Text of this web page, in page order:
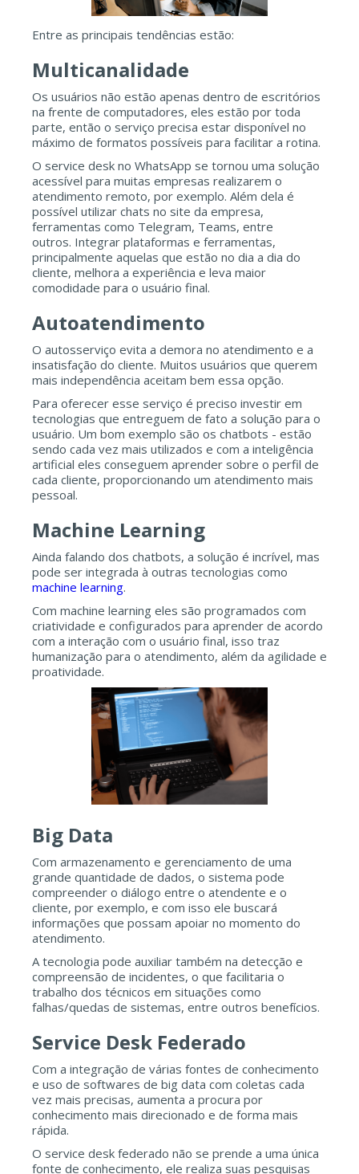
Entre as principais tendências estão:
Multicanalidade
Os usuários não estão apenas dentro de escritórios
na frente de computadores, eles estão por toda
parte, então o serviço precisa estar disponível no
máximo de formatos possíveis para facilitar a rotina.
O service desk no WhatsApp se tornou uma solução
acessível para muitas empresas realizarem o
atendimento remoto, por exemplo. Além dela é
possível utilizar chats no site da empresa,
ferramentas como Telegram, Teams, entre
outros. Integrar plataformas e ferramentas,
principalmente aquelas que estão no dia a dia do
cliente, melhora a experiência e leva maior
comodidade para o usuário final.
Autoatendimento
O autosserviço evita a demora no atendimento e a
insatisfação do cliente. Muitos usuários que querem
mais independência aceitam bem essa opção.
Para oferecer esse serviço é preciso investir em
tecnologias que entreguem de fato a solução para o
usuário. Um bom exemplo são os chatbots - estão
sendo cada vez mais utilizados e com a inteligência
artificial eles conseguem aprender sobre o perfil de
cada cliente, proporcionando um atendimento mais
pessoal.
Machine Learning
Ainda falando dos chatbots, a solução é incrível, mas
pode ser integrada à outras tecnologias como
machine learning.
Com machine learning eles são programados com
criatividade e configurados para aprender de acordo
com a interação com o usuário final, isso traz
humanização para o atendimento, além da agilidade e
proatividade.
Big Data
Com armazenamento e gerenciamento de uma
grande quantidade de dados, o sistema pode
compreender o diálogo entre o atendente e o
cliente, por exemplo, e com isso ele buscará
informações que possam apoiar no momento do
atendimento.
A tecnologia pode auxiliar também na detecção e
compreensão de incidentes, o que facilitaria o
trabalho dos técnicos em situações como
falhas/quedas de sistemas, entre outros benefícios.
Service Desk Federado
Com a integração de várias fontes de conhecimento
e uso de softwares de big data com coletas cada
vez mais precisas, aumenta a procura por
conhecimento mais direcionado e de forma mais
rápida.
O service desk federado não se prende a uma única
fonte de conhecimento, ele realiza suas pesquisas